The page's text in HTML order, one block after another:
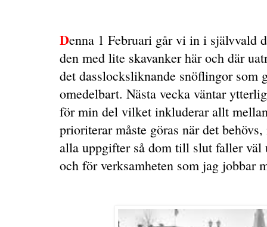
Denna 1 Februari går vi in i självvald
den med lite skavanker här och där
det dasslocksliknande snöflingor som
omedelbart. Nästa vecka väntar
för min del vilket inkluderar allt
prioriterar måste göras när det
alla uppgifter så dom till slut faller väl
och för verksamheten som jag jobbar